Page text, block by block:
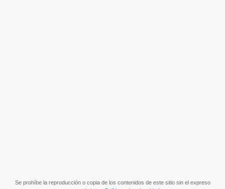
Se prohíbe la reproducción o copia de los contenidos de este sitio sin el expreso